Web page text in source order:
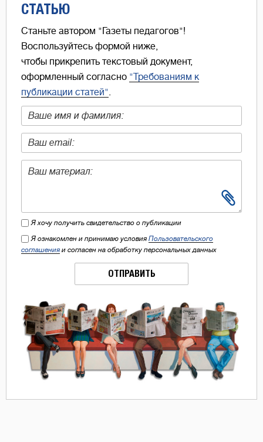
СТАТЬЮ
Станьте автором "Газеты педагогов"!
Воспользуйтесь формой ниже,
чтобы прикрепить текстовый документ,
оформленный согласно "Требованиям к
публикации статей".
Я хочу получить свидетельство о публикации
Я ознакомлен и принимаю условия Пользовательского
соглашения и согласен на обработку персональных данных
ОТПРАВИТЬ